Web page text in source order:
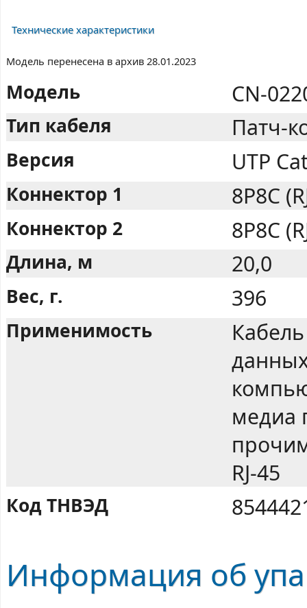
Технические характеристики
Модель перенесена в архив 28.01.2023
Модель CN-
Тип кабеля Патч-
Версия UTP
Коннектор 1 8P8C
Коннектор 2 8P8C
Длина, м 20,0
Вес, г. 396
Применимость
медиа
RJ-45
Код ТНВЭД
Информация об